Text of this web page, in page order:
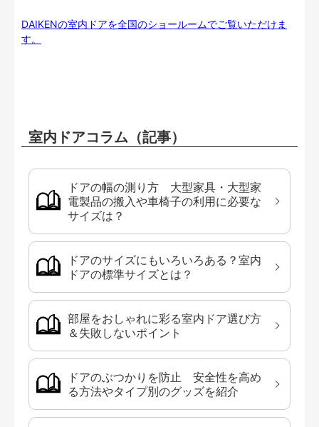
DAIKENの室内ドアを全国のショールームでご覧いただけま
す。
室内ドアコラム（記事）
ドアの幅の測り方 大型家具・大型家
電製品の搬入や車椅子の利用に必要な
サイズは？
ドアのサイズにもいろいろある？室内
ドアの標準サイズとは？
部屋をおしゃれに彩る室内ドア選び方
＆失敗しないポイント
ドアのぶつかりを防止 安全性を高め
る方法やタイプ別のグッズを紹介